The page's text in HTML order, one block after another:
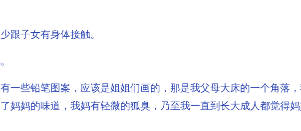
跟子女有身体接触。
一些铅笔图案，应该是姐姐们画的，那是我父母大床的一个角落
妈妈的味道，我妈有轻微的狐臭，乃至我一直到长大成人都觉得